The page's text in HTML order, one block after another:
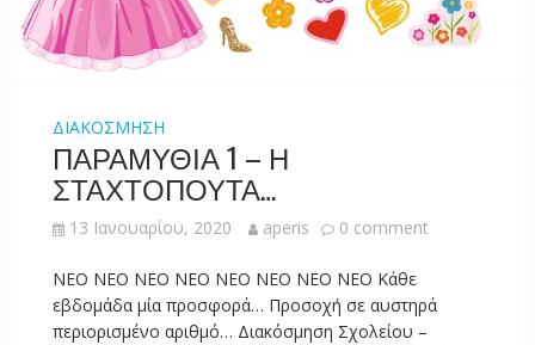
ΔΙΑΚΟΣΜΗΣΗ
ΠΑΡΑΜΥΘΙΑ 1 – Η
ΣΤΑΧΤΟΠΟΥΤΑ…
13 Ιανουαρίου, 2020 aperis 0 comment
NEO NEO NEO NEO NEO NEO NEO NEO Κάθε
εβδομάδα μία προσφορά… Προσοχή σε αυστηρά
περιορισμένο αριθμό… Διακόσμηση Σχολείου –